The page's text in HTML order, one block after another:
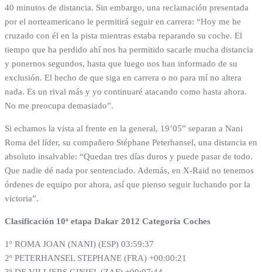
40 minutos de distancia. Sin embargo, una reclamación presentada
por el norteamericano le permitirá seguir en carrera: “Hoy me he
cruzado con él en la pista mientras estaba reparando su coche. El
tiempo que ha perdido ahí nos ha permitido sacarle mucha distancia
y ponernos segundos, hasta que luego nos han informado de su
exclusión. El hecho de que siga en carrera o no para mí no altera
nada. Es un rival más y yo continuaré atacando como hasta ahora.
No me preocupa demasiado”.
Si echamos la vista al frente en la general, 19’05” separan a Nani
Roma del líder, su compañero Stéphane Peterhansel, una distancia en
absoluto insalvable: “Quedan tres días duros y puede pasar de todo.
Que nadie dé nada por sentenciado. Además, en X-Raid no tenemos
órdenes de equipo por ahora, así que pienso seguir luchando por la
victoria”.
Clasificación 10ª etapa Dakar 2012 Categoría Coches
1º ROMA JOAN (NANI) (ESP) 03:59:37
2º PETERHANSEL STEPHANE (FRA) +00:00:21